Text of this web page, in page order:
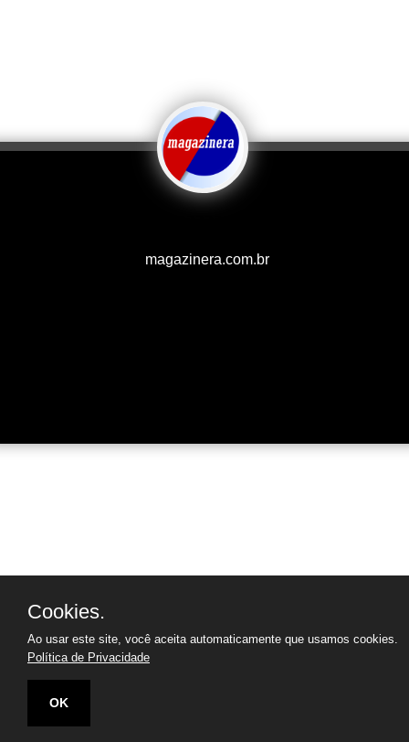
magazinera.com.br
Cookies.
Ao usar este site, você aceita automaticamente que usamos cookies.
Política de Privacidade
OK